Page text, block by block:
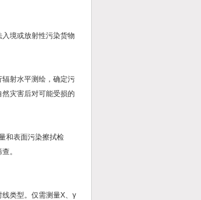
境或放射性污染货物
射水平测绘，确定污
灾害后对可能受损的
和表面污染擦拭检
。
类型。仅需测量X、γ